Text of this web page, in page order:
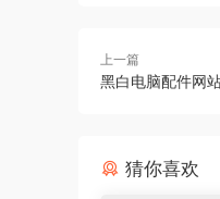
上一篇
黑白电脑配件网
猜你喜欢